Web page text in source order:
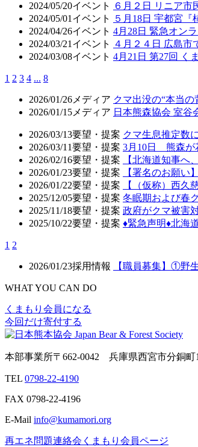
2024/05/20イベント
６月２日 リニア市
2024/05/01 イベント
５月18日 宇都宮『
2024/04/26イベント 4月28日 緊急オン
2024/03/21 イベント
４月２４日 広島市
2024/03/08イベント 4月21日 第27回 く
1 2 3 4 ... 8
2026/01/26 メディア クマ出没の“本当
2026/01/15 メディア 日本熊森協会 室谷
2026/03/13要望・提案 クマ生息推定数
2026/03/11要望・提案 3月10日 熊森が
2026/02/16要望・提案
【北海道知事へ
2026/01/23要望・提案
【署名のお願い
2026/01/22要望・提案
【（仮称）西久
2025/12/05要望・提案 冬眠期および春
2025/11/18要望・提案 政府がクマ被害
2025/10/22要望・提案 ♦️緊急声明♦️北海
1 2
2026/01/23採用情報 【職員募集】①野
WHAT YOU CAN DO
くまもり会員になる
今回だけ寄付する
本部事業所〒662-0042 兵庫県西宮市分銅町
TEL 0798-22-4190
FAX 0798-22-4196
E-Mail info@kumamori.org
再エネ問題連絡会 くまもり会員ページ